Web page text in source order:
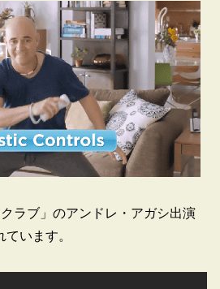
ラブ」のアンドレ・アガシ出演
います。